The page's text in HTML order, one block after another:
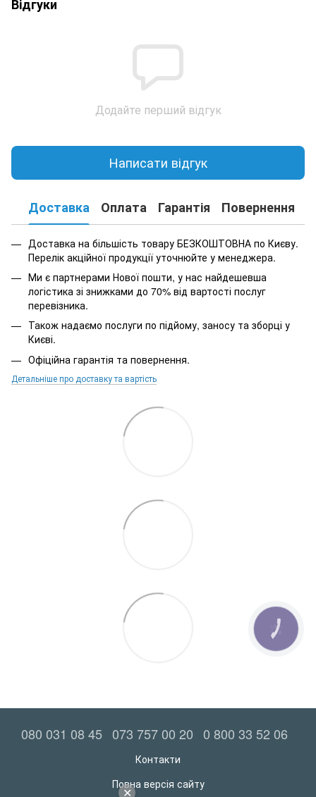
Відгуки
Додайте перший відгук
Написати відгук
Доставка Оплата Гарантія Повернення
Доставка на більшість товару БЕЗКОШТОВНА по Києву.
Перелік акційної продукції уточнюйте у менеджера.
Ми є партнерами Нової пошти, у нас найдешевша
логістика зі знижками до 70% від вартості послуг
перевізника.
Також надаємо послуги по підйому, заносу та зборці у
Києві.
Офіційна гарантія та повернення.
Детальніше про доставку та вартість
080 031 08 45 073 757 00 20 0 800 33 52 06
Контакти
Повна версія сайту
КНОПКА
ЗВ'ЯЗКУ